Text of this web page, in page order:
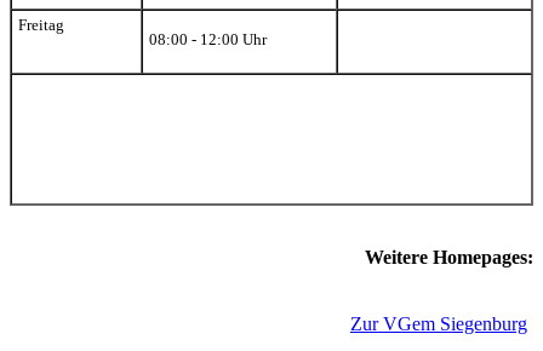
Freitag
08:00 - 12:00 Uhr
Weitere Homepages:
Zur VGem Siegenburg